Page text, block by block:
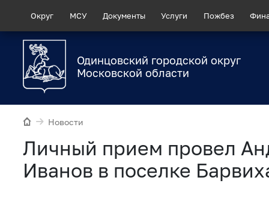
Округ МСУ Документы Услуги Пожбез
Одинцовский городской округ
Московской области
Новости
Личный прием провел
Иванов в поселке